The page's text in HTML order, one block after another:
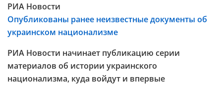
РИА Новости
Опубликованы ранее неизвестные документы об
украинском национализме
РИА Новости начинает публикацию серии
материалов об истории украинского
национализма, куда войдут и впервые